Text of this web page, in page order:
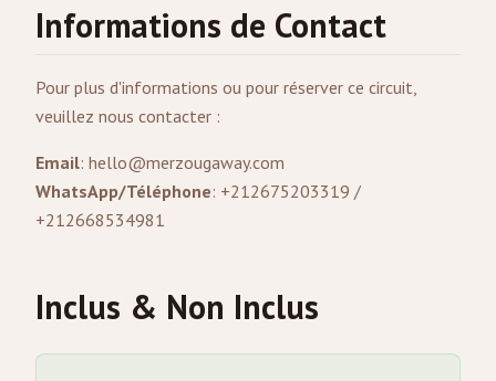
Informations de Contact
Pour plus d'informations ou pour réserver ce circuit,
veuillez nous contacter :
Email: hello@merzougaway.com
WhatsApp/Téléphone: +212675203319 /
+212668534981
Inclus & Non Inclus